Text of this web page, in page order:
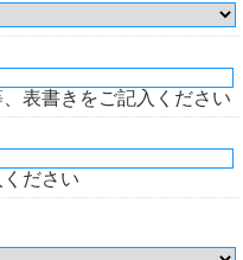
表書きをご記入ください
ださい